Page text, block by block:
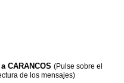
CARANCOS (Pulse sobre el
de los mensajes)